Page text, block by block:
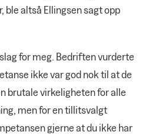
ble altså Ellingsen sagt opp
for meg. Bedriften vurderte
ikke var god nok til at de
brutale virkeligheten for alle
men for en tillitsvalgt
gjerne at du ikke har